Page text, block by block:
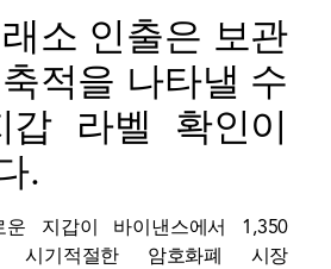
소 인출은 보관
적을 나타낼 수
갑 라벨 확인이
.
지갑이 바이낸스에서 1,350
시기적절한 암호화폐 시장